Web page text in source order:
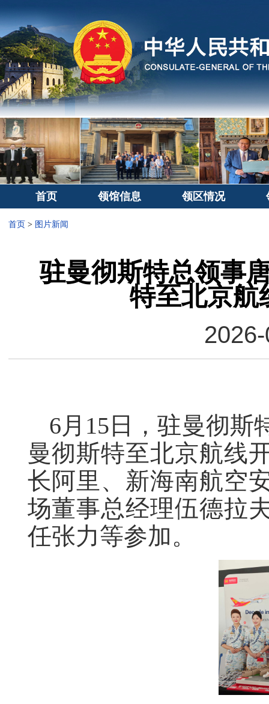
首页 领馆信息 领区情况
首页 > 图片新闻
驻曼彻斯特总领事
特至北京航
6月15日，驻曼彻斯
曼彻斯特至北京航线
长阿里、新海南航空
场董事总经理伍德拉
任张力等参加。